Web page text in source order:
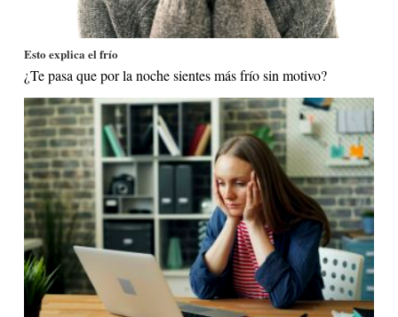
Esto explica el frío
¿Te pasa que por la noche sientes más frío sin motivo?